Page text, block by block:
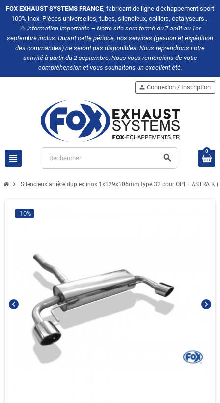
FOX EXHAUST SYSTEMS FRANCE, fabricant de ligne d'échappement sport
100% inox. Pièces universelles, tubes, silencieux, colliers, catalyseurs...
⚠️Information importante – Notre site sera fermé du 7 août au 1er
septembre inclus. Durant cette période, nos services (gestion et expédition
des commandes) ne seront pas disponibles. Nous reprendrons notre
activité à partir du 2 septembre. Nous vous remercions de votre
compréhension et vous souhaitons un excellent été.
view_headline search
person Connexion / Inscription
0
chevron_right Silencieux arrière duplex inox 1x129x106mm type 32 pour OPEL ASTRA K
chevron_left chevron_right
-10%